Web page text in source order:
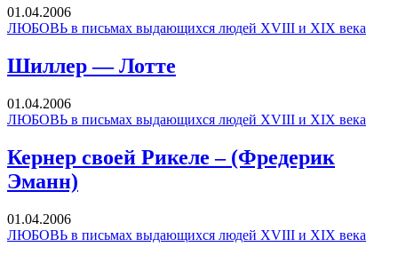
01.04.2006
ЛЮБОВЬ в письмах выдающихся людей XVIII и XIX века
Шиллер — Лотте
01.04.2006
ЛЮБОВЬ в письмах выдающихся людей XVIII и XIX века
Кернер своей Рикеле – (Фредерик
Эманн)
01.04.2006
ЛЮБОВЬ в письмах выдающихся людей XVIII и XIX века